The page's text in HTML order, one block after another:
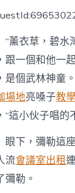
“薰衣草，碧水
跟一個和他一
是個武林神童
場地亮嗓子教
“這小伙子唱的
眼下，彌勒這
流會議室出租
彌勒。